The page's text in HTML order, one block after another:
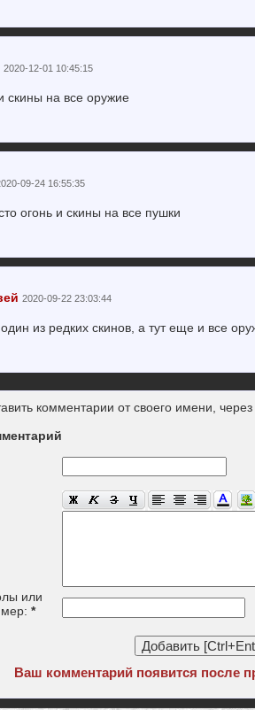
2020-12-01 10:45:15
скины на все оружие
09-24 16:55:35
огонь и скины на все пушки
2020-09-22 23:03:44
из редких скинов, а тут еще и все
комментарии от своего имени,
или
*
Ваш комментарий появится после